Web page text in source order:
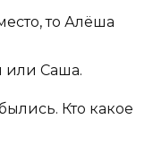
то Алёша
или Саша.
Кто какое